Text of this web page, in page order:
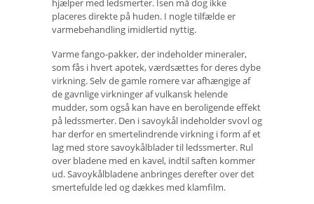
hjælper med ledsmerter. Isen må dog ikke
placeres direkte på huden. I nogle tilfælde er
varmebehandling imidlertid nyttig.
Varme fango-pakker, der indeholder mineraler,
som fås i hvert apotek, værdsættes for deres dybe
virkning. Selv de gamle romere var afhængige af
de gavnlige virkninger af vulkansk helende
mudder, som også kan have en beroligende effekt
på ledssmerter. Den i savoykål indeholder svovl og
har derfor en smertelindrende virkning i form af et
lag med store savoykålblader til ledssmerter. Rul
over bladene med en kavel, indtil saften kommer
ud. Savoykålbladene anbringes derefter over det
smertefulde led og dækkes med klamfilm.